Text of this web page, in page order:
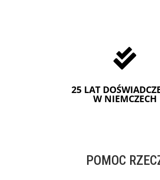

25 LAT
W NIEMCZECH
POMOC